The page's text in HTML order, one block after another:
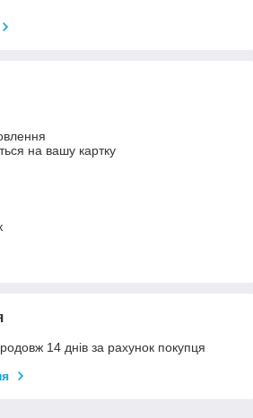
на вашу картку
14 днів за рахунок покупця